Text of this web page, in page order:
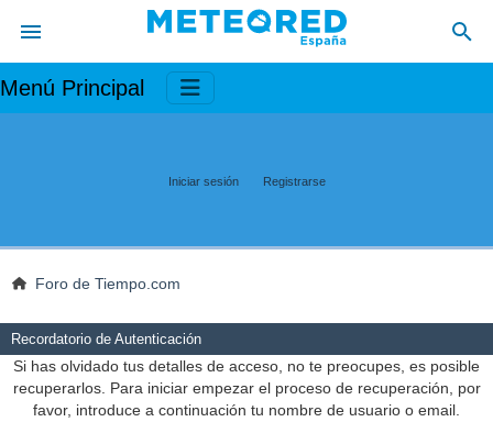
Menú Principal
Iniciar sesión Registrarse
Foro de Tiempo.com
Recordatorio de Autenticación
Si has olvidado tus detalles de acceso, no te preocupes, es posible
recuperarlos. Para iniciar empezar el proceso de recuperación, por
favor, introduce a continuación tu nombre de usuario o email.